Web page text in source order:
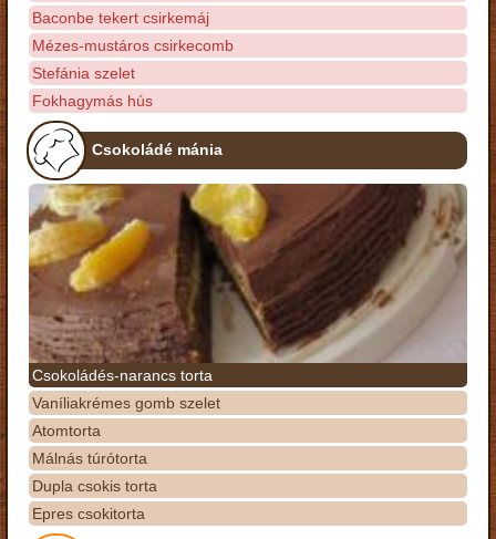
Baconbe tekert csirkemáj
Mézes-mustáros csirkecomb
Stefánia szelet
Fokhagymás hús
Csokoládé mánia
Csokoládés-narancs torta
Vaníliakrémes gomb szelet
Atomtorta
Málnás túrótorta
Dupla csokis torta
Epres csokitorta